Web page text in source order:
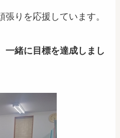
りを応援しています。
一緒に目標を達成しまし